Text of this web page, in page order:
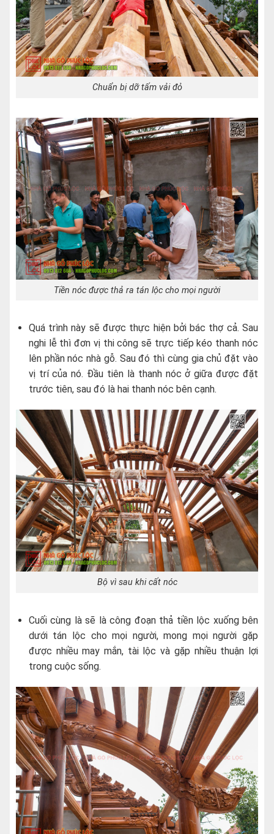
Chuẩn bị dỡ tấm vải đỏ
Tiền nóc được thả ra tán lộc cho mọi người
Quá trình này sẽ được thực hiện bởi bác thợ cả. Sau
nghi lễ thì đơn vị thi công sẽ trực tiếp kéo thanh nóc
lên phần nóc nhà gỗ. Sau đó thì cùng gia chủ đặt vào
vị trí của nó. Đầu tiên là thanh nóc ở giữa được đặt
trước tiên, sau đó là hai thanh nóc bên cạnh.
Bộ vì sau khi cất nóc
Cuối cùng là sẽ là công đoạn thả tiền lộc xuống bên
dưới tán lộc cho mọi người, mong mọi người gặp
được nhiều may mắn, tài lộc và gặp nhiều thuận lợi
trong cuộc sống.